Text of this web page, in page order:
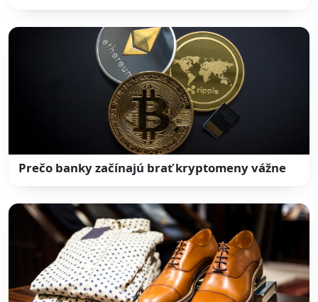
Prečo banky začínajú brať kryptomeny vážne